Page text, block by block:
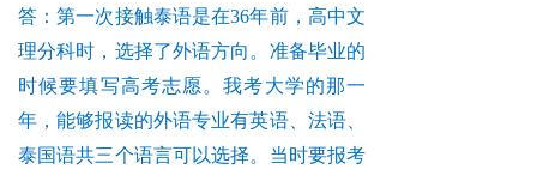
答：第一次接触泰语是在36年前，高中文
理分科时，选择了外语方向。准备毕业的
时候要填写高考志愿。我考大学的那一
年，能够报读的外语专业有英语、法语、
泰国语共三个语言可以选择。当时要报考